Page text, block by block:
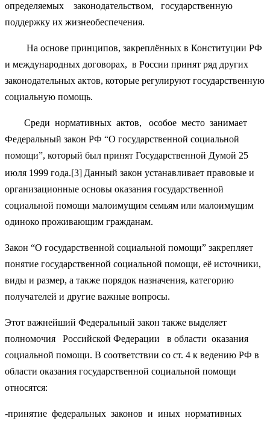
определяемых законодательством, государственную
поддержку их жизнеобеспечения.
На основе принципов, закреплённых в Конституции РФ
и международных договорах, в России принят ряд других
законодательных актов, которые регулируют государственную
социальную помощь.
Среди нормативных актов, особое место занимает
Федеральный закон РФ “О государственной социальной
помощи”, который был принят Государственной Думой 25
июля 1999 года.[3] Данный закон устанавливает правовые и
организационные основы оказания государственной
социальной помощи малоимущим семьям или малоимущим
одиноко проживающим гражданам.
Закон “О государственной социальной помощи” закрепляет
понятие государственной социальной помощи, её источники,
виды и размер, а также порядок назначения, категорию
получателей и другие важные вопросы.
Этот важнейший Федеральный закон также выделяет
полномочия Российской Федерации в области оказания
социальной помощи. В соответствии со ст. 4 к ведению РФ в
области оказания государственной социальной помощи
относятся:
-принятие федеральных законов и иных нормативных